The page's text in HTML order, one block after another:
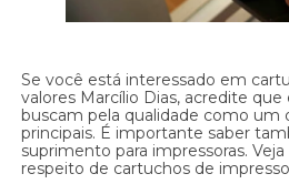
Se você está interessado em
valores Marcílio Dias, acredite
buscam pela qualidade como um
principais. É importante saber
suprimento para impressoras.
respeito de cartuchos de